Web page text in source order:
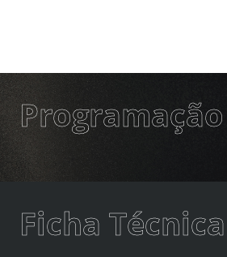
Programação
Ficha Técnica